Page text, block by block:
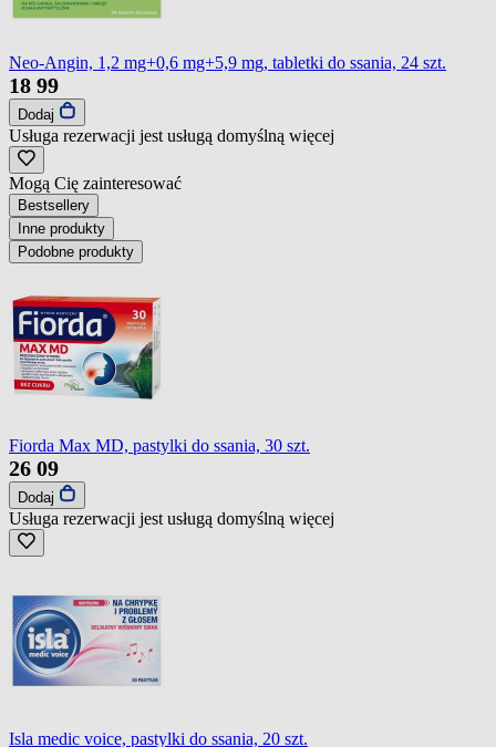
Neo-Angin, 1,2 mg+0,6 mg+5,9 mg, tabletki do ssania, 24 szt.
18 99
Dodaj
Usługa rezerwacji jest usługą domyślną więcej
Mogą Cię zainteresować
Bestsellery
Inne produkty
Podobne produkty
Fiorda Max MD, pastylki do ssania, 30 szt.
26 09
Dodaj
Usługa rezerwacji jest usługą domyślną więcej
Isla medic voice, pastylki do ssania, 20 szt.